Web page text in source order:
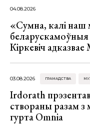
04.08.2026
«Сумна, калі
беларускамоўныя
Кіркевіч
03.08.2026 ГРАМАДСТВА
Irdorath
створаны разам з
гурта Omnia